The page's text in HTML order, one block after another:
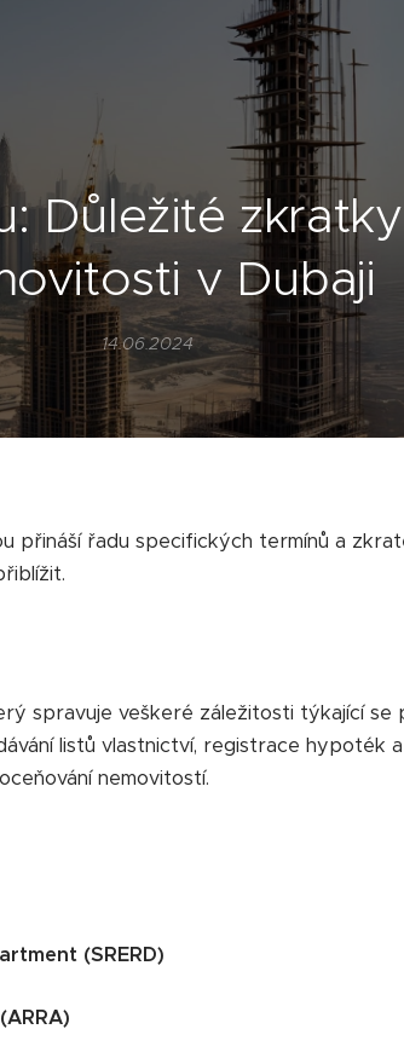
Důležité
v Dubaji
14.06.2024
přináší řadu specifických termínů a
spravuje veškeré záležitosti týkající se
listů vlastnictví, registrace hypoték
nemovitostí.
(SRERD)